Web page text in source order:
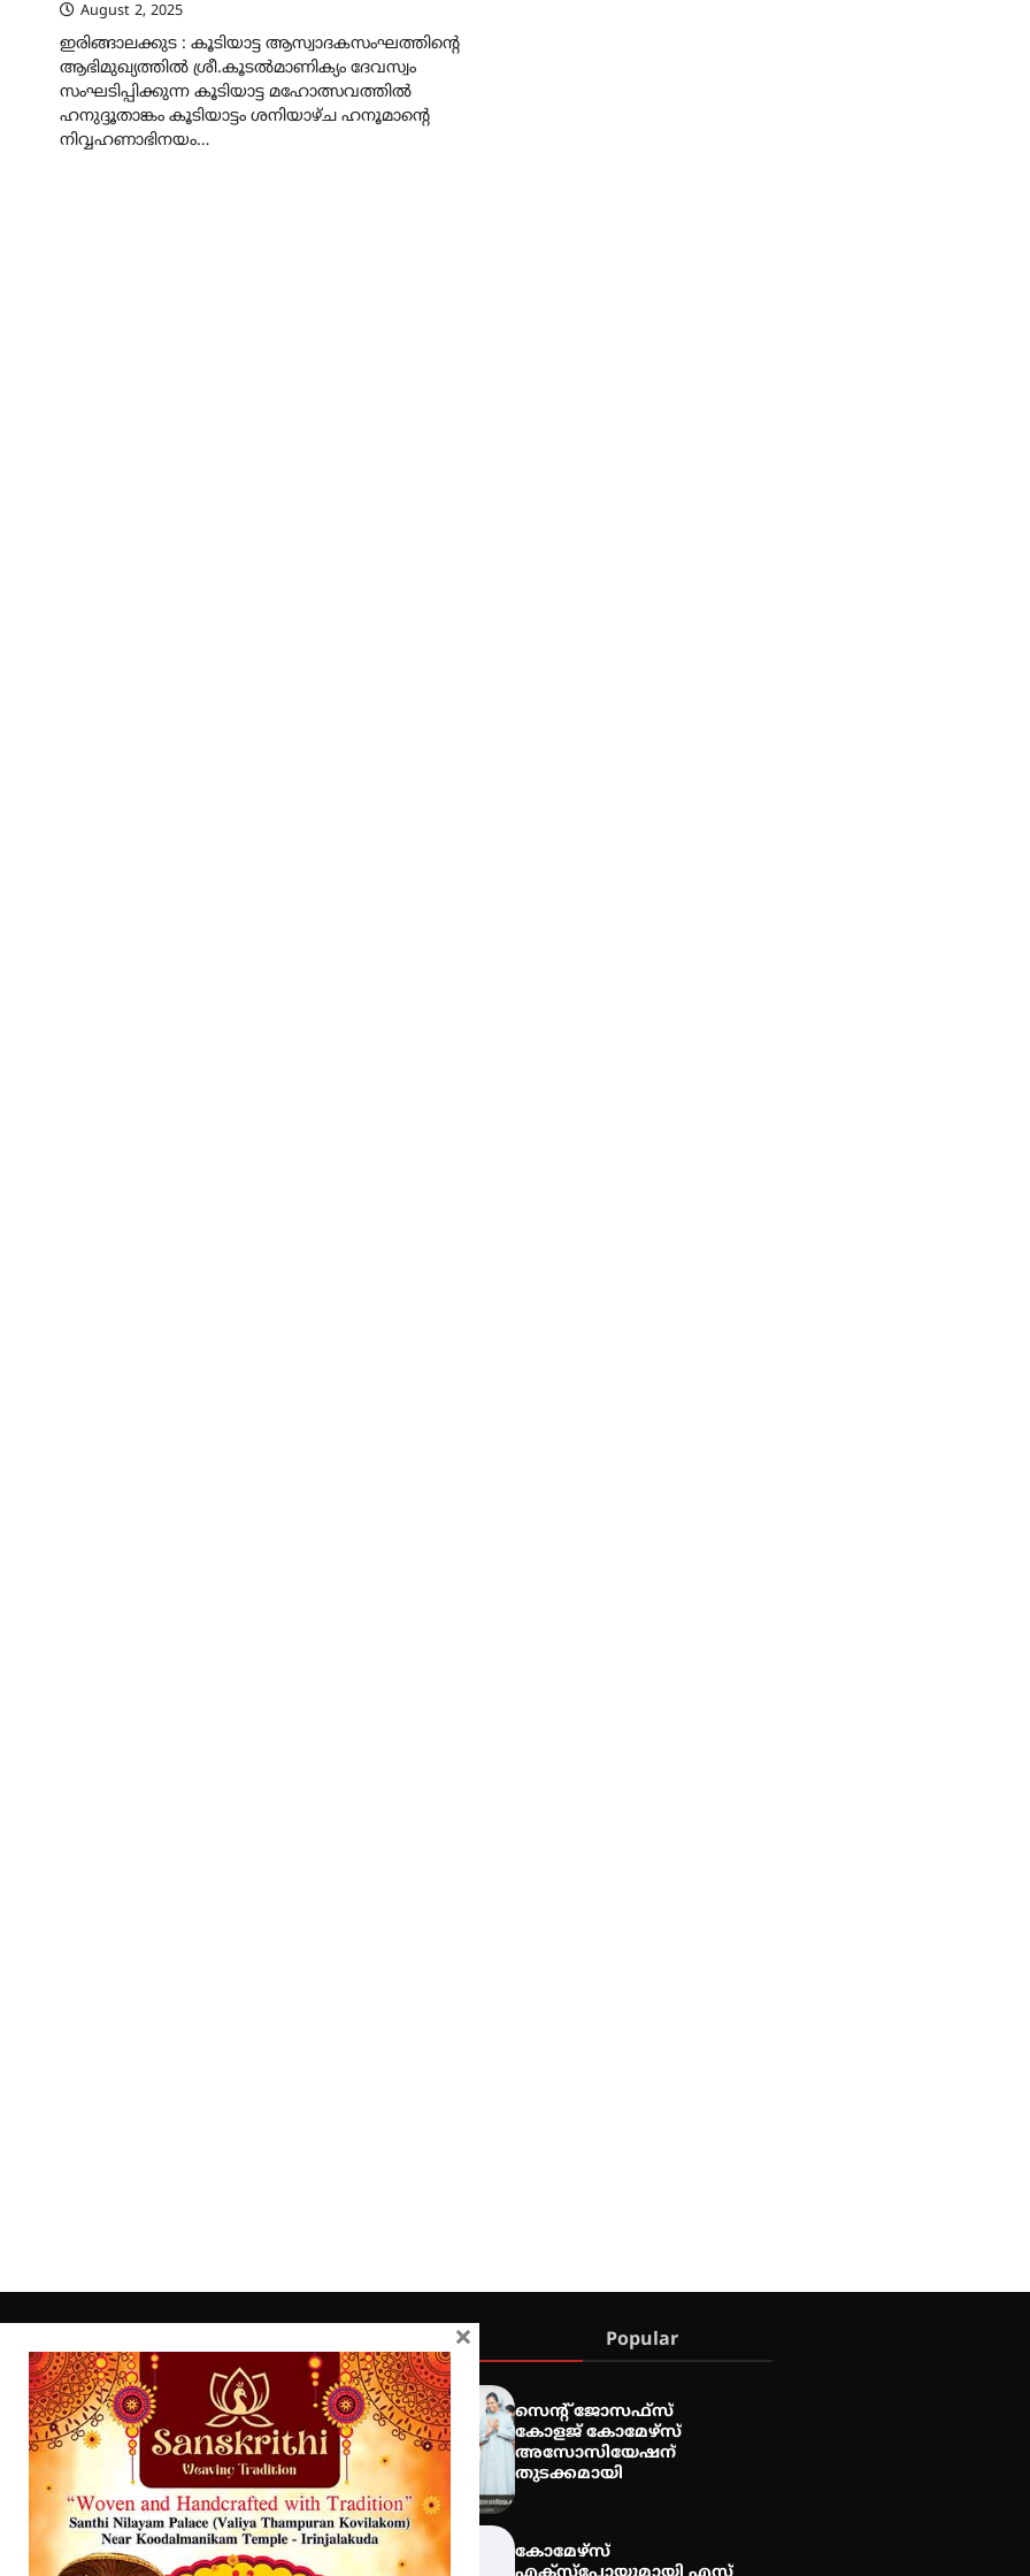
August 2, 2025
ഇരിങ്ങാലക്കുട : കൂടിയാട്ട ആസ്വാദകസംഘത്തിന്റെ
ആഭിമുഖ്യത്തിൽ ശ്രീ.കൂടൽമാണിക്യം ദേവസ്വം
സംഘടിപ്പിക്കുന്ന കൂടിയാട്ട മഹോത്സവത്തിൽ
ഹനുദ്ദൂതാങ്കം കൂടിയാട്ടം ശനിയാഴ്ച ഹനൂമാന്റെ
നിവ്വഹണാഭിനയം…
Home
Latest
Exclusive
Sanchari
Contact
Latest Popular
സെന്റ് ജോസഫ്സ്
കോളജ് കോമേഴ്‌സ്
അസോസിയേഷന്
തുടക്കമായി
കോമേഴ്സ്
×